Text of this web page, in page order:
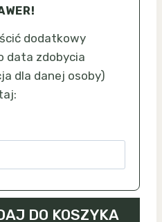
dodatkowy
data zdobycia
dla danej osoby)
DO KOSZYKA